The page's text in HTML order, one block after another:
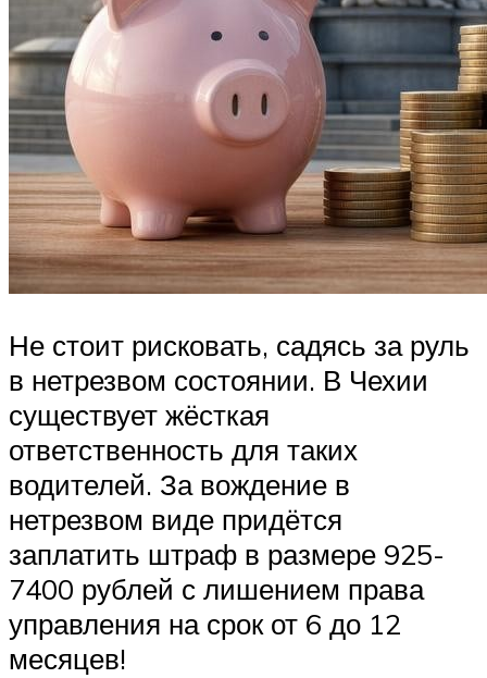
Не стоит рисковать, садясь за руль
в нетрезвом состоянии. В Чехии
существует жёсткая
ответственность для таких
водителей. За вождение в
нетрезвом виде придётся
заплатить штраф в размере 925-
7400 рублей с лишением права
управления на срок от 6 до 12
месяцев!